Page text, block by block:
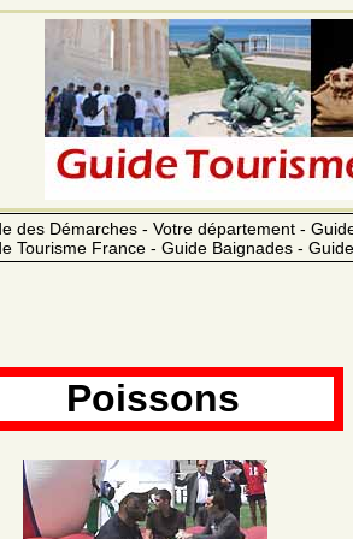
des Démarches - Votre département -
Tourisme France - Guide Baignades -
Poissons